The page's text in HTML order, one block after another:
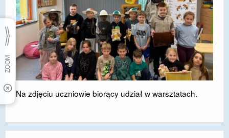
Na zdjęciu uczniowie biorący udział w warsztatach.